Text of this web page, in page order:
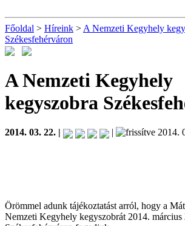
Főoldal > Híreink > A Nemzeti Kegyhely
Székesfehérváron
A Nemzeti Kegyhely
kegyszobra
2014. 03. 22. | | 2014.
Örömmel adunk tájékoztatást arról, hogy a
Nemzeti Kegyhely kegyszobrát 2014. március